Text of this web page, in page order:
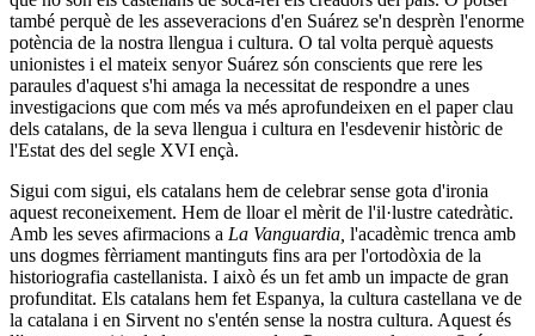
també perquè de les asseveracions d'en Suárez se'n desprèn l'enorme
potència de la nostra llengua i cultura. O tal volta perquè aquests
unionistes i el mateix senyor Suárez són conscients que rere les
paraules d'aquest s'hi amaga la necessitat de respondre a unes
investigacions que com més va més aprofundeixen en el paper clau
dels catalans, de la seva llengua i cultura en l'esdevenir històric de
l'Estat des del segle XVI ençà.
Sigui com sigui, els catalans hem de celebrar sense gota d'ironia
aquest reconeixement. Hem de lloar el mèrit de l'il·lustre catedràtic.
Amb les seves afirmacions a La Vanguardia, l'acadèmic trenca amb
uns dogmes fèrriament mantinguts fins ara per l'ortodòxia de la
historiografia castellanista. I això és un fet amb un impacte de gran
profunditat. Els catalans hem fet Espanya, la cultura castellana ve de
la catalana i en Sirvent no s'entén sense la nostra cultura. Aquest és